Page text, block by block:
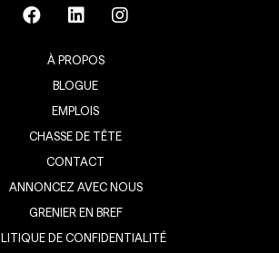
À PROPOS
BLOGUE
EMPLOIS
CHASSE DE TÊTE
CONTACT
ANNONCEZ AVEC NOUS
GRENIER EN BREF
DE CONFIDENTIALITÉ